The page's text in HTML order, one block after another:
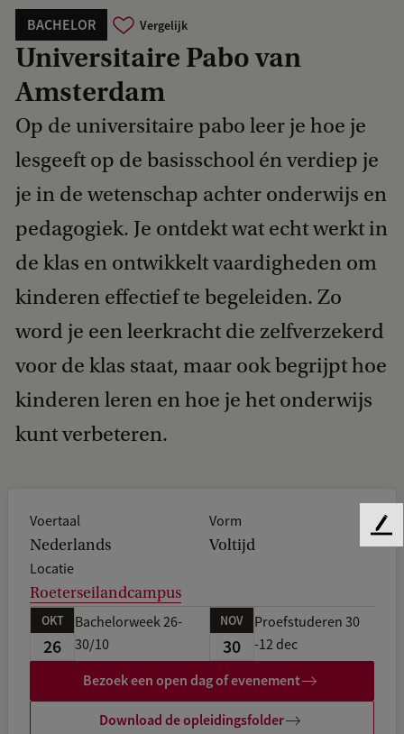
BACHELOR Vergelijk
Universitaire Pabo van
Amsterdam
Op de universitaire pabo leer je hoe je
lesgeeft op de basisschool én verdiep je
je in de wetenschap achter onderwijs en
pedagogiek. Je ontdekt wat echt werkt in
de klas en ontwikkelt vaardigheden om
kinderen effectief te begeleiden. Zo
word je een leerkracht die zelfverzekerd
voor de klas staat, maar ook begrijpt hoe
kinderen leren en hoe je het onderwijs
kunt verbeteren.
Voertaal
Nederlands
Vorm
Voltijd
Locatie
Roeterseilandcampus
OKT
26
Bachelorweek 26-
30/10
NOV
30
Proefstuderen 30
-12 dec
Bezoek een open dag of evenement
Download de opleidingsfolder
F